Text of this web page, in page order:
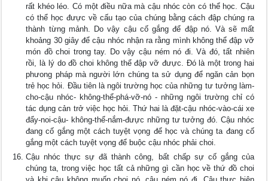
rất khéo léo. Có một điều nữa mà cậu nhóc còn có thể học. Cậu
có thể học đưực về cấu tạo của chúng bằng cách đập chúng ra
thành từng mảnh. Do vậy cậu cố gắng để đập nó. Và sẽ mất
khoảng 30 giây để cậu nhóc nhận ra rằng mình không thể đập vỡ
món đồ choi trong tay. Do vậy cậu ném nó đi. Và đó, tất nhiên
rồi, là lý do đồ choi không thể đập vỡ đưực. Đó là một trong hai
phưong pháp mà người lớn chúng ta sử dụng để ngăn cản bọn
trẻ học hỏi. Đầu tiên là ngôi trường học của những tư tưởng làm-
cho-cậu nhóc- không-thể-phá-vỡ-nó - những ngôi trường chỉ có
tác dụng cản trở việc học hỏi. Thứ hai là đặt-cậu nhóc-vào-cái xe
đẩy-noi-cậu- không-thể-nắm-đưực những tư tưởng đó. Cậu nhóc
đang cố gắng một cách tuyệt vọng để học và chúng ta đang cố
gắng một cách tuyệt vọng để buộc cậu nhóc phải choi.
Cậu nhóc thực sự đã thành công, bất chấp sự cố gắng của
chúng ta, trong việc học tất cả những gì cần học về thứ đồ choi